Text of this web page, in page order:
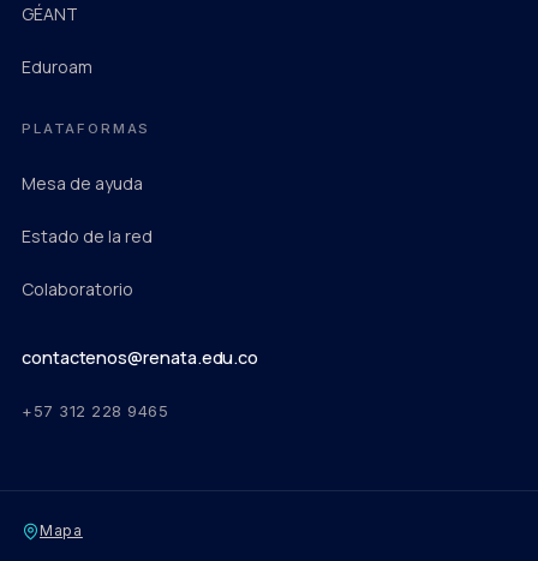
GÉANT
(abre en una pestaña nueva)
Eduroam
(abre en una pestaña nueva)
PLATAFORMAS
Mesa de ayuda
Estado de la red
Colaboratorio
(abre en una pestaña nueva)
contactenos@renata.edu.co
+57 312 228 9465
Mapa